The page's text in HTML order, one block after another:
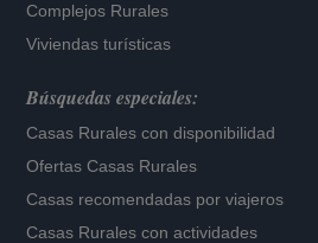
Complejos Rurales
Viviendas turísticas
Búsquedas especiales:
Casas Rurales con disponibilidad
Ofertas Casas Rurales
Casas recomendadas por viajeros
Casas Rurales con actividades